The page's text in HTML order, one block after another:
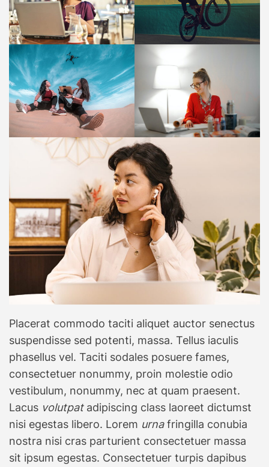
Placerat commodo taciti aliquet auctor senectus
suspendisse sed potenti, massa. Tellus iaculis
phasellus vel. Taciti sodales posuere fames,
consectetuer nonummy, proin molestie odio
vestibulum, nonummy, nec at quam praesent.
Lacus volutpatadipiscing class laoreet dictumst
nisi egestas libero. Lorem urnafringilla conubia
nostra nisi cras parturient consectetuer massa
sit ipsum egestas. Consectetuer turpis dapibus